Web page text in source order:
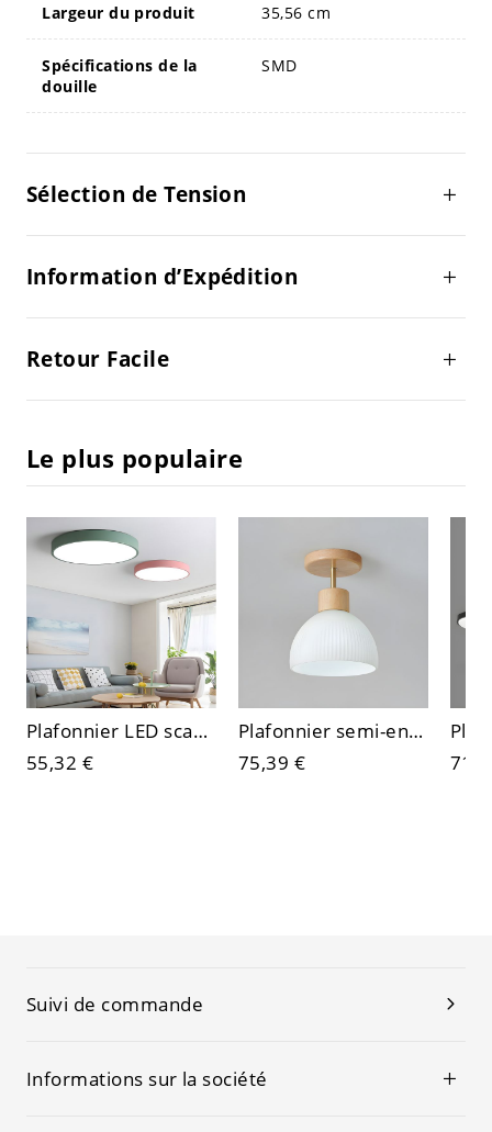
Largeur du produit 35,56 cm
Spécifications de la
douille
SMD
Sélection de Tension
Information d’Expédition
Retour Facile
Le plus populaire
Plafonnier LED scandinave ultra-fin, luminaire rond mat pour plafonds bas
55,32 €
Plafonnier semi-encastré en bois scandinave, luminaire de plafond en verre blanc cannelé pour couloir, chambre, entrée
75,39 €
Suivi de commande
Informations sur la société